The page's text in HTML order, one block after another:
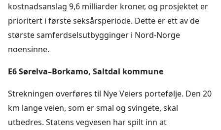
kostnadsanslag 9,6 milliarder kroner, og prosjektet er
prioritert i første seksårsperiode. Dette er ett av de
største samferdselsutbygginger i Nord-Norge
noensinne.
E6 Sørelva–Borkamo, Saltdal kommune
Strekningen overføres til Nye Veiers portefølje. Den 20
km lange veien, som er smal og svingete, skal
utbedres. Statens vegvesen har spilt inn at